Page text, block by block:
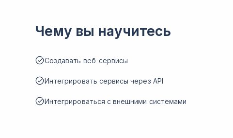
Чему вы научитесь
Создавать веб-сервисы
Интегрировать сервисы через API
Интегрироваться с внешними системами